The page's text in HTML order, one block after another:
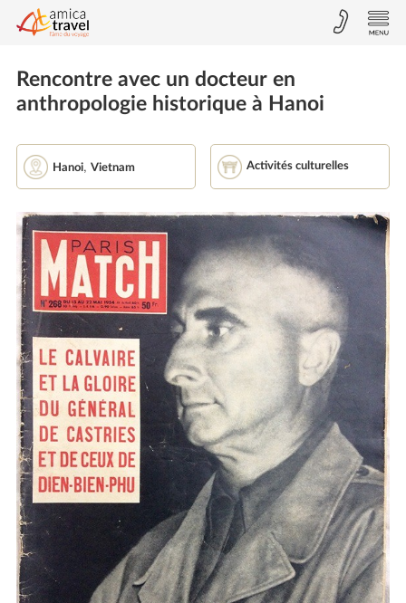
Rencontre avec un docteur en
anthropologie historique à Hanoi
Hanoi, Vietnam Activités culturelles